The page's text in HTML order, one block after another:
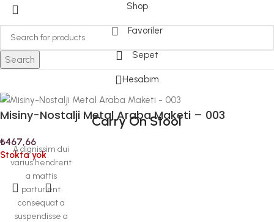
Search
Carry On Stool
A dignissim dui
varius hendrerit
a mattis
parturient
consequat a
suspendisse a
Shop
Favoriler
Sepet
Hesabım
Misiny-Nostalji Metal Araba Maketi – 003
₺467,66
Stokta yok